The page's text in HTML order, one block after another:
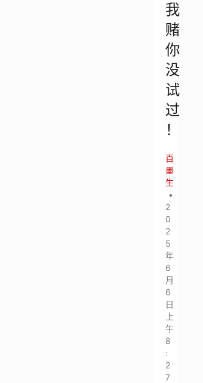
我
赌
你
没
试
过
！
百
墨
生
•
2
0
2
5
年
6
月
6
日
上
午
8
:
2
7